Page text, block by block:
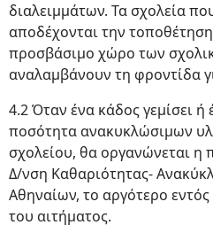
διαλειμμάτων. Τα σχολεία
αποδέχονται την
προσβάσιμο χώρο των
αναλαμβάνουν τη φροντίδα
4.2 Όταν ένα κάδος γεμίσει ή
ποσότητα ανακυκλώσιμων
σχολείου, θα οργανώνεται
Δ/νση Καθαριότητας-
Αθηναίων, το αργότερο
του αιτήματος.